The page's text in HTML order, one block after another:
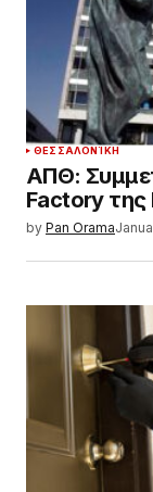
ΘΕΣΣΑΛΟΝΊΚΗ
ΑΠΘ:
Factory
by Pan Orama